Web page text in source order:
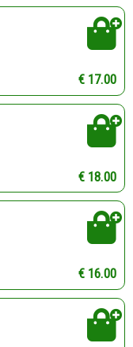
€ 17.00
€ 18.00
€ 16.00